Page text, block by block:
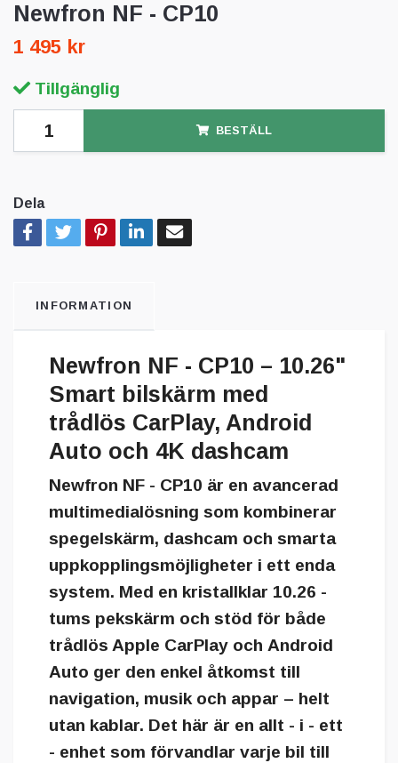
Newfron NF - CP10
1 495 kr
Tillgänglig
BESTÄLL
Dela
INFORMATION
Newfron NF - CP10 – 10.26"
Smart bilskärm med
trådlös CarPlay, Android
Auto och 4K dashcam
Newfron NF - CP10 är en avancerad
multimedialösning som kombinerar
spegelskärm, dashcam och smarta
uppkopplingsmöjligheter i ett enda
system. Med en kristallklar 10.26 -
tums pekskärm och stöd för både
trådlös Apple CarPlay och Android
Auto ger den enkel åtkomst till
navigation, musik och appar – helt
utan kablar. Det här är en allt - i - ett
- enhet som förvandlar varje bil till